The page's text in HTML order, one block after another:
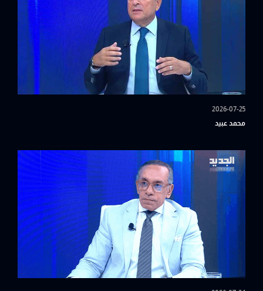
2026-07-25
محمد عبيد